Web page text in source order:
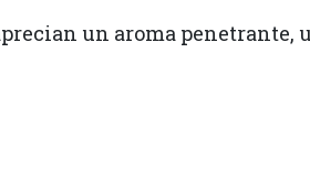
un aroma penetrante,